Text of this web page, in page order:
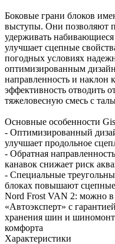
Боковые грани блоков
выступы. Они позволяют
удерживать
улучшает сцепные
погодных условиях
оптимизированным
направленность и наклон
эффективность отводить
тяжеловесную смесь с
Основные особенности
- Оптимизированный
улучшает продольное
- Обратная
канавок снижает риск
- Специальные
блоках повышают
Nord Frost VAN 2: можно в
«Автоэксперт» с
хранения шин и
комфорта
Характеристики